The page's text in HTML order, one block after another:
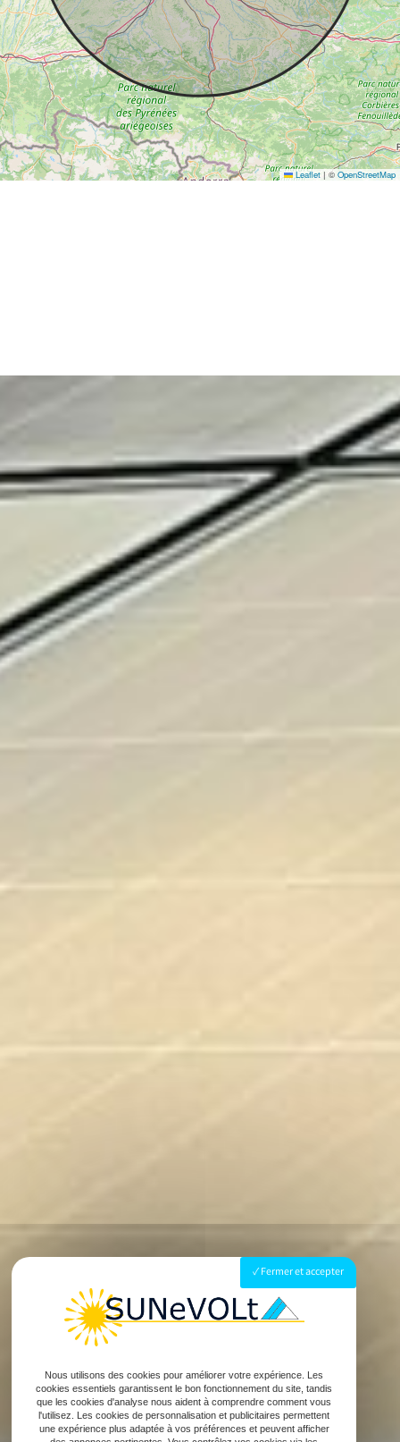
Leaflet | © OpenStreetMap
Fermer et accepter
Nous utilisons des cookies pour améliorer votre expérience. Les
cookies essentiels garantissent le bon fonctionnement du site, tandis
que les cookies d'analyse nous aident à comprendre comment vous
l'utilisez. Les cookies de personnalisation et publicitaires permettent
une expérience plus adaptée à vos préférences et peuvent afficher